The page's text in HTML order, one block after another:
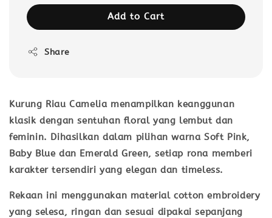
Add to Cart
Share
Kurung Riau Camelia menampilkan keanggunan
klasik dengan sentuhan floral yang lembut dan
feminin. Dihasilkan dalam pilihan warnaSoft Pink,
Baby Blue dan Emerald Green, setiap rona memberi
karakter tersendiri yang elegan dan timeless.
Rekaan ini menggunakan material cotton embroidery
yang selesa, ringan dan sesuai dipakai sepanjang